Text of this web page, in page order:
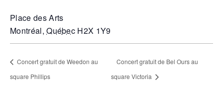
Place des Arts
Montréal, Québec H2X 1Y9
Concert gratuit de Weedon au
square Phillips
Concert gratuit de Bel Ours au
square Victoria